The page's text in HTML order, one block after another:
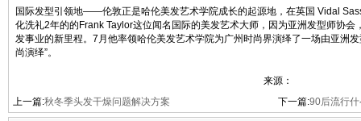
国际发型引领地——伦敦正是哈伦美发艺术学院成长的起源地，在英国 Vidal
化洗礼2年的的Frank Taylor这位闻名国际的美发艺术大师，因为亚洲发型师协
发事业的新里程。7月他率领哈伦美发艺术学院为广州时尚界演绎了一场由亚洲
尚演绎”。
来源：
上一篇:秋冬季头发干燥问题解决方案 下一篇:90后流行